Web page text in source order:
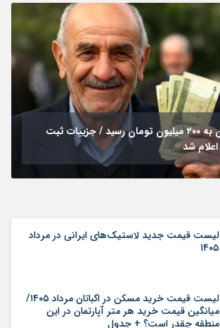
وام بازنشستگان به ۲۰۰ میلیون تومان رسید / جزییات ثبت
لیست قیمت جدید لاستیک‌های ایرانی در مرداد
۱۴۰۵
لیست قیمت خرید مسکن در اکباتان مرداد ۱۴۰۵/
میانگین قیمت خرید هر متر آپارتمان در این
منطقه چقدر است؟ + جدول